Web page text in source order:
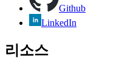
Github
LinkedIn
리소스